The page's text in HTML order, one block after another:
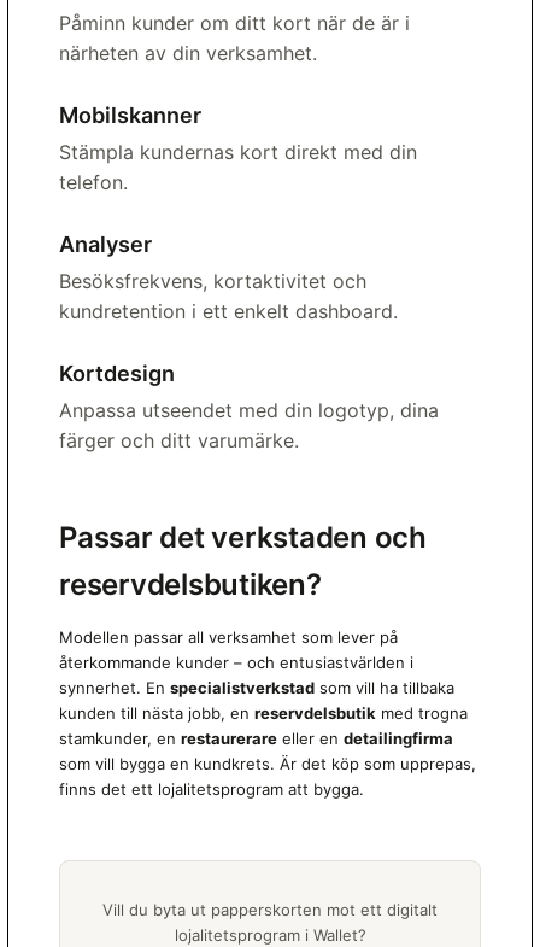
Påminn kunder om ditt kort när de är i
närheten av din verksamhet.
Mobilskanner
Stämpla kundernas kort direkt med din
telefon.
Analyser
Besöksfrekvens, kortaktivitet och
kundretention i ett enkelt dashboard.
Kortdesign
Anpassa utseendet med din logotyp, dina
färger och ditt varumärke.
Passar det verkstaden och
reservdelsbutiken?
Modellen passar all verksamhet som lever på
återkommande kunder – och entusiastvärlden i
synnerhet. En specialistverkstad som vill ha tillbaka
kunden till nästa jobb, en reservdelsbutik med trogna
stamkunder, en restaurerare eller en detailingfirma
som vill bygga en kundkrets. Är det köp som upprepas,
finns det ett lojalitetsprogram att bygga.
Vill du byta ut papperskorten mot ett digitalt
lojalitetsprogram i Wallet?